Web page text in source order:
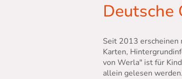
Deutsche
Seit 2013 erscheinen
Karten,
von Werla" ist für
allein gelesen werden.